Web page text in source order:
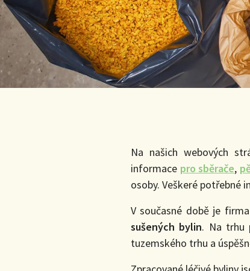
Na našich webových
informace pro sběrače,
osoby. Veškeré potřebné
V současné době je firma
sušených bylin. Na trhu
tuzemského trhu a